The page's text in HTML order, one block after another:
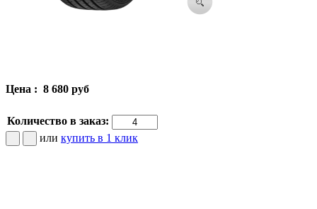
Цена : 8 680 руб
Количество в заказ:
или купить в 1 клик